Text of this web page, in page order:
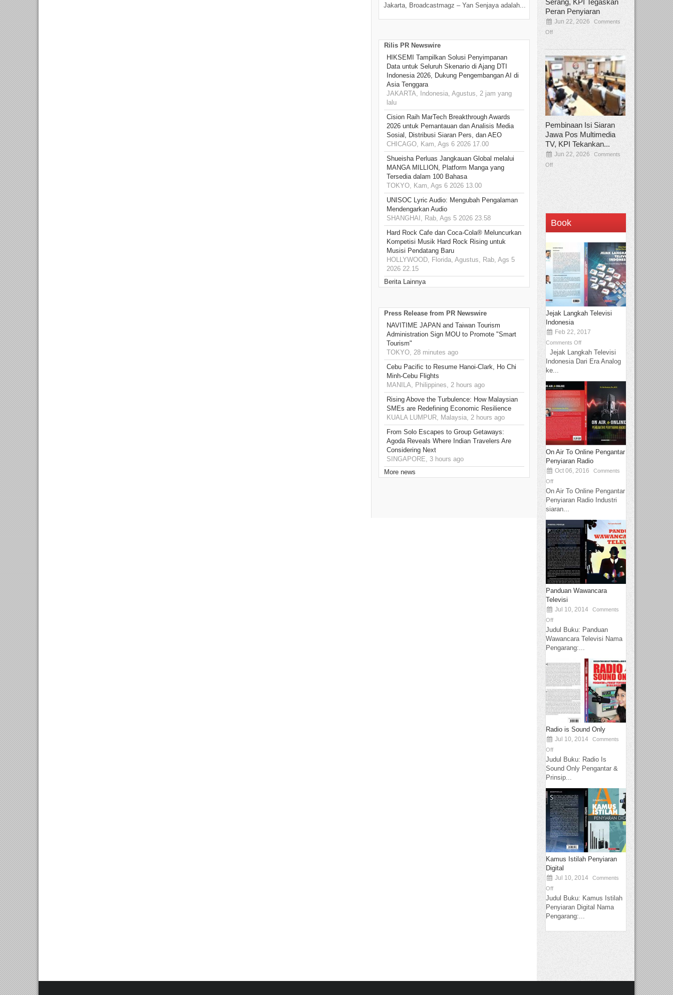
Jakarta, Broadcastmagz – Yan Senjaya adalah...
Bekasi, Broadcastmagz – Dalam upaya
talenta...
Rilis PR Newswire
HIKSEMI Tampilkan Solusi Penyimpanan
Data untuk Seluruh Skenario di Ajang DTI
Indonesia 2026, Dukung Pengembangan AI di
Asia Tenggara
JAKARTA, Indonesia, Agustus, 2 jam yang
lalu
Cision Raih MarTech Breakthrough Awards
2026 untuk Pemantauan dan Analisis Media
Sosial, Distribusi Siaran Pers, dan AEO
CHICAGO, Kam, Ags 6 2026 17.00
Shueisha Perluas Jangkauan Global melalui
MANGA MILLION, Platform Manga yang
Tersedia dalam 100 Bahasa
TOKYO, Kam, Ags 6 2026 13.00
UNISOC Lyric Audio: Mengubah Pengalaman
Mendengarkan Audio
SHANGHAI, Rab, Ags 5 2026 23.58
Hard Rock Cafe dan Coca-Cola® Meluncurkan
Kompetisi Musik Hard Rock Rising untuk
Musisi Pendatang Baru
HOLLYWOOD, Florida, Agustus, Rab, Ags 5
2026 22.15
Berita Lainnya
Press Release from PR Newswire
NAVITIME JAPAN and Taiwan Tourism
Administration Sign MOU to Promote "Smart
Tourism"
TOKYO, 28 minutes ago
Cebu Pacific to Resume Hanoi-Clark, Ho Chi
Minh-Cebu Flights
MANILA, Philippines, 2 hours ago
Rising Above the Turbulence: How Malaysian
SMEs are Redefining Economic Resilience
KUALA LUMPUR, Malaysia, 2 hours ago
From Solo Escapes to Group Getaways:
Agoda Reveals Where Indian Travelers Are
Considering Next
SINGAPORE, 3 hours ago
More news
Serang, KPI Tegaskan
Peran Penyiaran
Jun 22, 2026
Comments
Off
Pembinaan Isi Siaran
Jawa Pos Multimedia
TV, KPI Tekankan...
Jun 22, 2026
Comments
Off
Book
Jejak Langkah Televisi
Indonesia
Feb 22, 2017
Comments Off
Jejak Langkah Televisi
Indonesia Dari Era Analog
ke...
On Air To Online Pengantar
Penyiaran Radio
Oct 06, 2016
Comments
Off
On Air To Online Pengantar
Penyiaran Radio Industri
siaran...
Panduan Wawancara
Televisi
Jul 10, 2014
Comments
Off
Judul Buku: Panduan
Wawancara Televisi Nama
Pengarang:...
Radio is Sound Only
Jul 10, 2014
Comments
Off
Judul Buku: Radio Is
Sound Only Pengantar &
Prinsip...
Kamus Istilah Penyiaran
Digital
Jul 10, 2014
Comments
Off
Judul Buku: Kamus Istilah
Penyiaran Digital Nama
Pengarang:...